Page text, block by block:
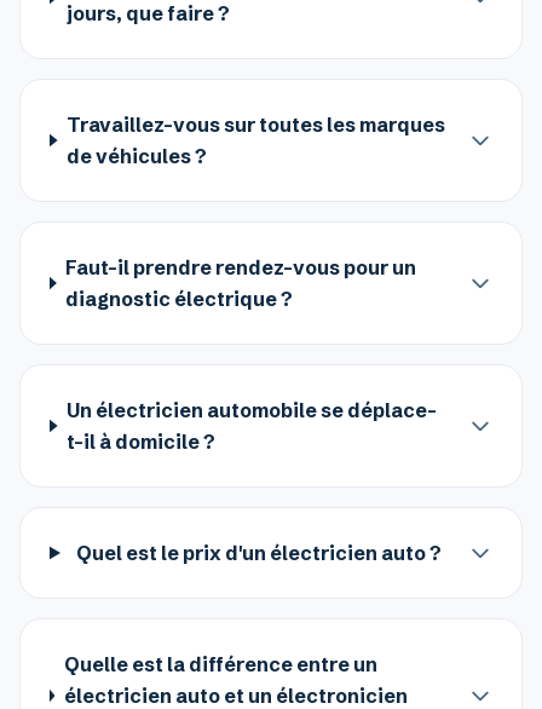
jours, que faire ?
Travaillez-vous sur toutes les marques
de véhicules ?
Faut-il prendre rendez-vous pour un
diagnostic électrique ?
Un électricien automobile se déplace-
t-il à domicile ?
Quel est le prix d'un électricien auto ?
Quelle est la différence entre un
électricien auto et un électronicien